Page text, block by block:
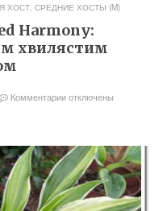
ХОСТ, СРЕДНИЕ ХОСТЫ (M)
Harmony:
хвилястим
Комментарииотключены